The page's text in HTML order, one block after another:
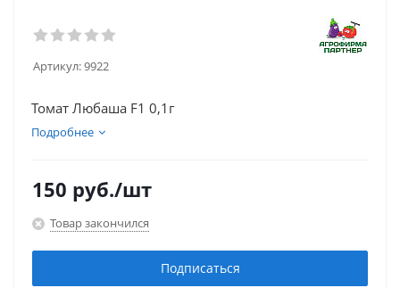
Артикул:9922
Томат Любаша F1 0,1г
Подробнее
150 руб./шт
Товар закончился
Подписаться